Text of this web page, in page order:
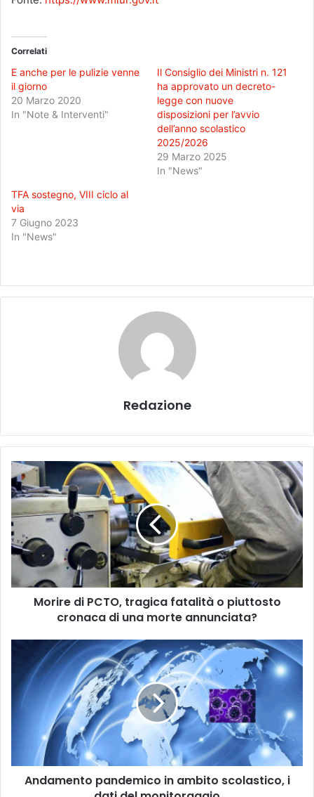
Correlati
E anche per le pulizie venne
il giorno
20 Marzo 2020
In "Note & Interventi"
Il Consiglio dei Ministri n. 121
ha approvato un decreto-
legge con nuove
disposizioni per l’avvio
dell’anno scolastico
2025/2026
29 Marzo 2025
In "News"
TFA sostegno, VIII ciclo al
via
7 Giugno 2023
In "News"
Redazione
M
o
r
i
r
e
d
P
Morire di PCTO, tragica fatalità o piuttosto
cronaca di una morte annunciata?
o
Andamento pandemico in ambito scolastico, i